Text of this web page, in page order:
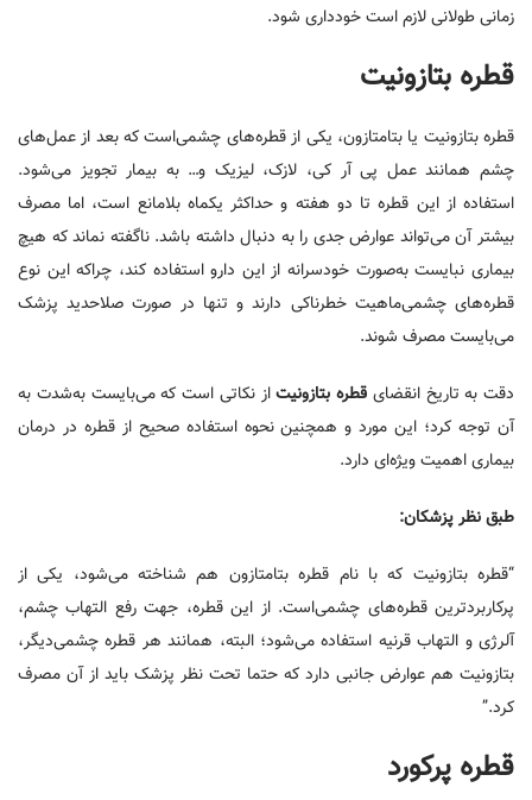
زمانی طولانی لازم است خودداری شود.
قطره بتازونیت
قطره بتازونیت یا بتامتازون، یکی از قطره‌های چشمی‌است که بعد از عمل‌های
چشم همانند عمل پی آر کی، لازک، لیزیک و… به بیمار تجویز می‌شود.
استفاده از این قطره تا دو هفته و حداکثر یکماه بلامانع است، اما مصرف
بیشتر آن می‌تواند عوارض جدی را به دنبال داشته باشد. ناگفته نماند که هیچ
بیماری نبایست به‌صورت خودسرانه از این دارو استفاده کند، چراکه این نوع
قطره‌های چشمی‌ماهیت خطرناکی دارند و تنها در صورت صلاحدید پزشک
می‌بایست مصرف شوند.
دقت به تاریخ انقضای قطره بتازونیتاز نکاتی است که می‌بایست به‌شدت به
آن توجه کرد؛ این مورد و همچنین نحوه استفاده صحیح از قطره در درمان
بیماری اهمیت ویژه‌ای دارد.
طبق نظر پزشکان:
“قطره بتازونیت که با نام قطره بتامتازون هم شناخته می‌شود، یکی از
پرکاربردترین قطره‌های چشمی‌است. از این قطره، جهت رفع التهاب چشم،
آلرژی و التهاب قرنیه استفاده می‌شود؛ البته، همانند هر قطره چشمی‌دیگر،
بتازونیت هم عوارض جانبی دارد که حتما تحت نظر پزشک باید از آن مصرف
کرد.”
قطره پرکورد